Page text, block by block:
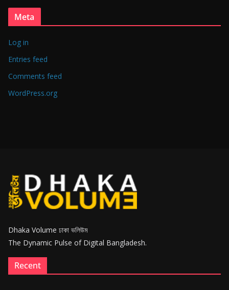
Meta
Log in
Entries feed
Comments feed
WordPress.org
Dhaka Volume ঢাকা ভলিউম
The Dynamic Pulse of Digital Bangladesh.
Recent